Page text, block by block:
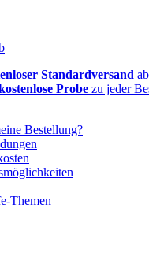
Standardversand
Probe zu jeder
Bestellung?
Themen